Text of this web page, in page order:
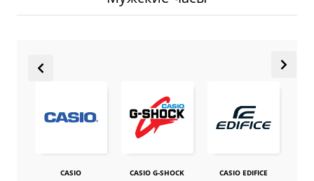
CASIO CASIO G-SHOCK CASIO EDIFICE